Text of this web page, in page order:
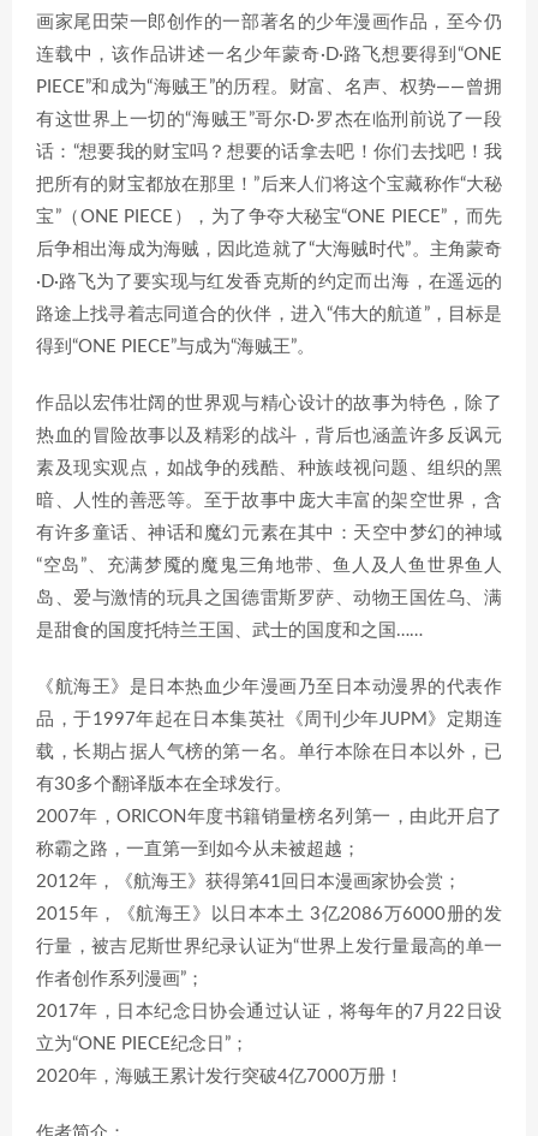
画家尾田荣一郎创作的一部著名的少年漫画作品，至今仍
连载中，该作品讲述一名少年蒙奇·D·路飞想要得到“ONE
PIECE”和成为“海贼王”的历程。财富、名声、权势——曾拥
有这世界上一切的“海贼王”哥尔·D·罗杰在临刑前说了一段
话：“想要我的财宝吗？想要的话拿去吧！你们去找吧！我
把所有的财宝都放在那里！”后来人们将这个宝藏称作“大秘
宝”（ONE PIECE），为了争夺大秘宝“ONE PIECE”，而先
后争相出海成为海贼，因此造就了“大海贼时代”。主角蒙奇
·D·路飞为了要实现与红发香克斯的约定而出海，在遥远的
路途上找寻着志同道合的伙伴，进入“伟大的航道”，目标是
得到“ONE PIECE”与成为“海贼王”。
作品以宏伟壮阔的世界观与精心设计的故事为特色，除了
热血的冒险故事以及精彩的战斗，背后也涵盖许多反讽元
素及现实观点，如战争的残酷、种族歧视问题、组织的黑
暗、人性的善恶等。至于故事中庞大丰富的架空世界，含
有许多童话、神话和魔幻元素在其中：天空中梦幻的神域
“空岛”、充满梦魇的魔鬼三角地带、鱼人及人鱼世界鱼人
岛、爱与激情的玩具之国德雷斯罗萨、动物王国佐乌、满
是甜食的国度托特兰王国、武士的国度和之国……
《航海王》是日本热血少年漫画乃至日本动漫界的代表作
品，于1997年起在日本集英社《周刊少年JUPM》定期连
载，长期占据人气榜的第一名。单行本除在日本以外，已
有30多个翻译版本在全球发行。
2007年，ORICON年度书籍销量榜名列第一，由此开启了
称霸之路，一直第一到如今从未被超越；
2012年，《航海王》获得第41回日本漫画家协会赏；
2015年，《航海王》以日本本土 3亿2086万6000册的发
行量，被吉尼斯世界纪录认证为“世界上发行量最高的单一
作者创作系列漫画”；
2017年，日本纪念日协会通过认证，将每年的7月22日设
立为“ONE PIECE纪念日”；
2020年，海贼王累计发行突破4亿7000万册！